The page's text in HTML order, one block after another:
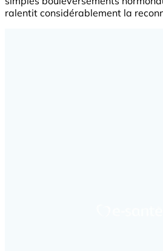
ralentit considérablement la